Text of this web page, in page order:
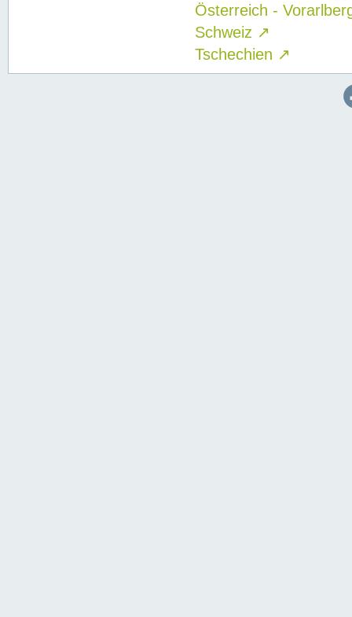
Österreich -
Schweiz ↗
Tschechien ↗